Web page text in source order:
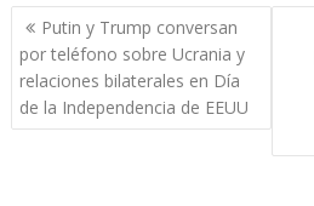
Navegación
de
entradas
Putin y Trump conversan
por teléfono sobre Ucrania y
relaciones bilaterales en Día
de la Independencia de EEUU